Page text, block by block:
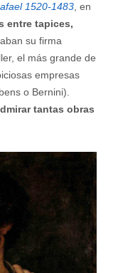
1520-1483, en
entre tapices,
su firma
el más grande de
empresas
o Bernini).
tantas obras